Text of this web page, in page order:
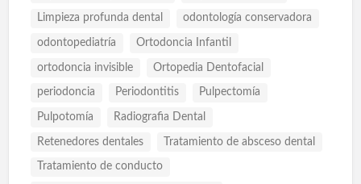
Limpieza profunda dental odontología conservadora
odontopediatría Ortodoncia Infantil
ortodoncia invisible Ortopedia Dentofacial
periodoncia Periodontitis Pulpectomía
Pulpotomía Radiografia Dental
Retenedores dentales Tratamiento de absceso dental
Tratamiento de conducto